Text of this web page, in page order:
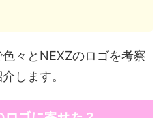
々とNEXZのロゴを考察
します。